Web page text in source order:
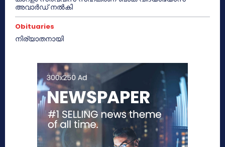
അവാർഡ് നൽകി
Obituaries
നിര്യാതനായി